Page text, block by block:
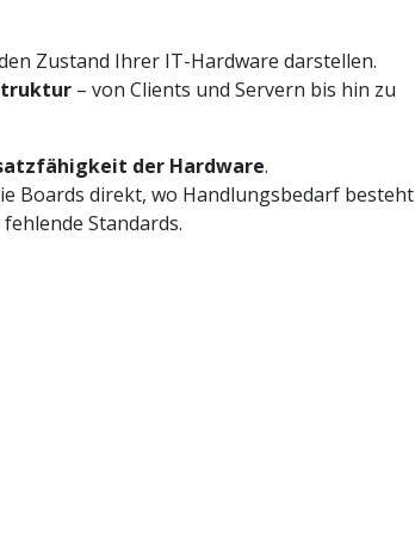
Zustand Ihrer IT-Hardware darstellen.
– von Clients und Servern bis hin zu
der Hardware.
Boards direkt, wo Handlungsbedarf besteht
Standards.